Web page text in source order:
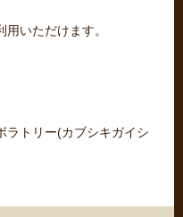
いただけます。
トリー(カブシキガイシ